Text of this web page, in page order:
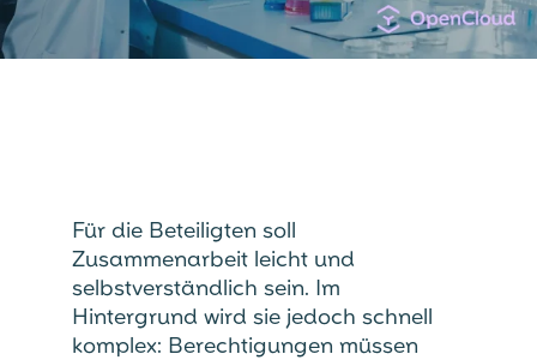
Für die Beteiligten soll
Zusammenarbeit leicht und
selbstverständlich sein. Im
Hintergrund wird sie jedoch schnell
komplex: Berechtigungen müssen